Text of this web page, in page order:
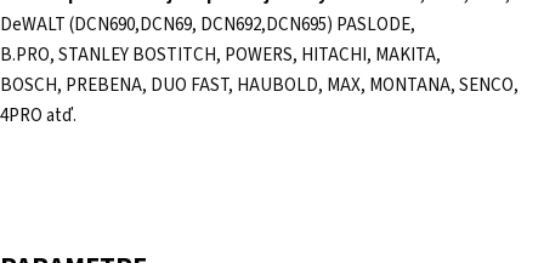
DeWALT (DCN690,DCN69, DCN692,DCN695) PASLODE,
B.PRO, STANLEY BOSTITCH, POWERS, HITACHI, MAKITA,
BOSCH, PREBENA, DUO FAST, HAUBOLD, MAX, MONTANA, SENCO,
4PRO atď.